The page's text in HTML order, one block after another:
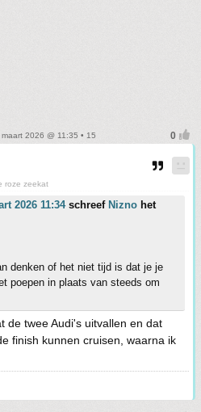
2026 @ 11:35 • 15
roze zeekat
2026 11:34schreef Nizno het
denken of het niet tijd is dat je je
poepen in plaats van steeds om
de twee Audi's uitvallen en dat
finish kunnen cruisen, waarna ik